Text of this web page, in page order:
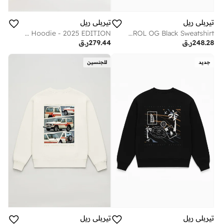
تيربلي ريل
PATROL OG Black Sweatshirt
ر.ق248.28
تيربلي ريل
Dec 2/1971 Beige Hoodie - 2025 EDITION.
ر.ق279.44
جديد
تيربلي ريل
للجنسين
تيربلي ريل